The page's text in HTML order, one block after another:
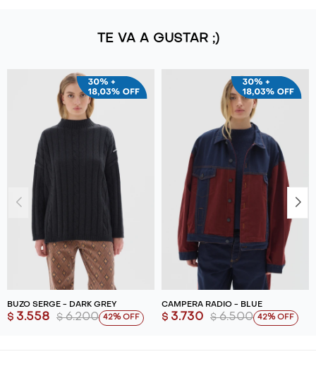
TE VA A GUSTAR ;)
BUZO SERGE - DARK GREY
$ 3.558 $ 6.200 42
CAMPERA RADIO - BLUE
$ 3.730 $ 6.500 42